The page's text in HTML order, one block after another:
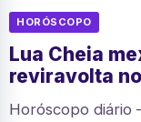
HORÓSCOPO
Lua Cheia
reviravolta
Horóscopo diário